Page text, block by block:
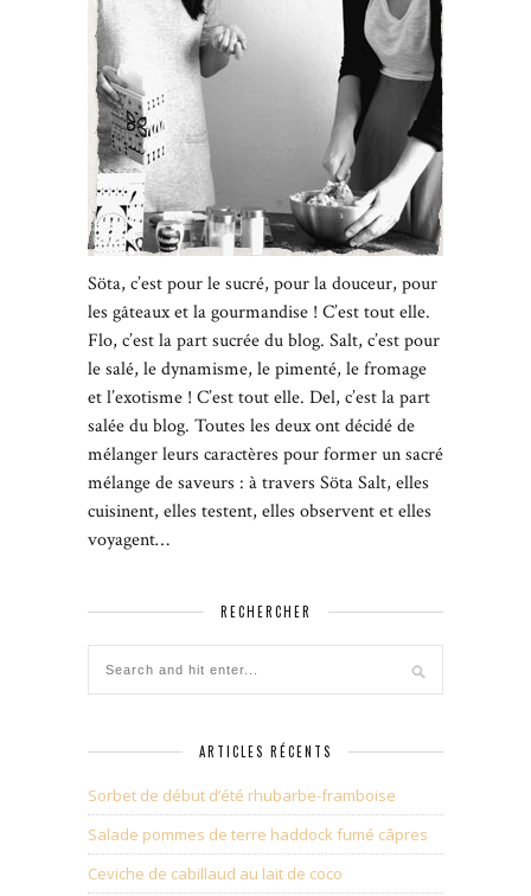
Söta, c’est pour le sucré, pour la douceur, pour
les gâteaux et la gourmandise ! C’est tout elle.
Flo, c’est la part sucrée du blog. Salt, c’est pour
le salé, le dynamisme, le pimenté, le fromage
et l’exotisme ! C’est tout elle. Del, c’est la part
salée du blog. Toutes les deux ont décidé de
mélanger leurs caractères pour former un sacré
mélange de saveurs : à travers Söta Salt, elles
cuisinent, elles testent, elles observent et elles
voyagent…
RECHERCHER
ARTICLES RÉCENTS
Sorbet de début d’été rhubarbe-framboise
Salade pommes de terre haddock fumé câpres
Ceviche de cabillaud au lait de coco